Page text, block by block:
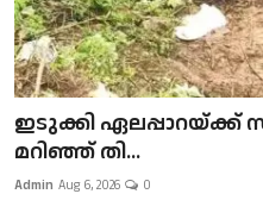
ഇടുക്കി ഏലപ്പാറയ്ക്ക്
മറിഞ്ഞ് തി...
Admin Aug 6, 2026 0